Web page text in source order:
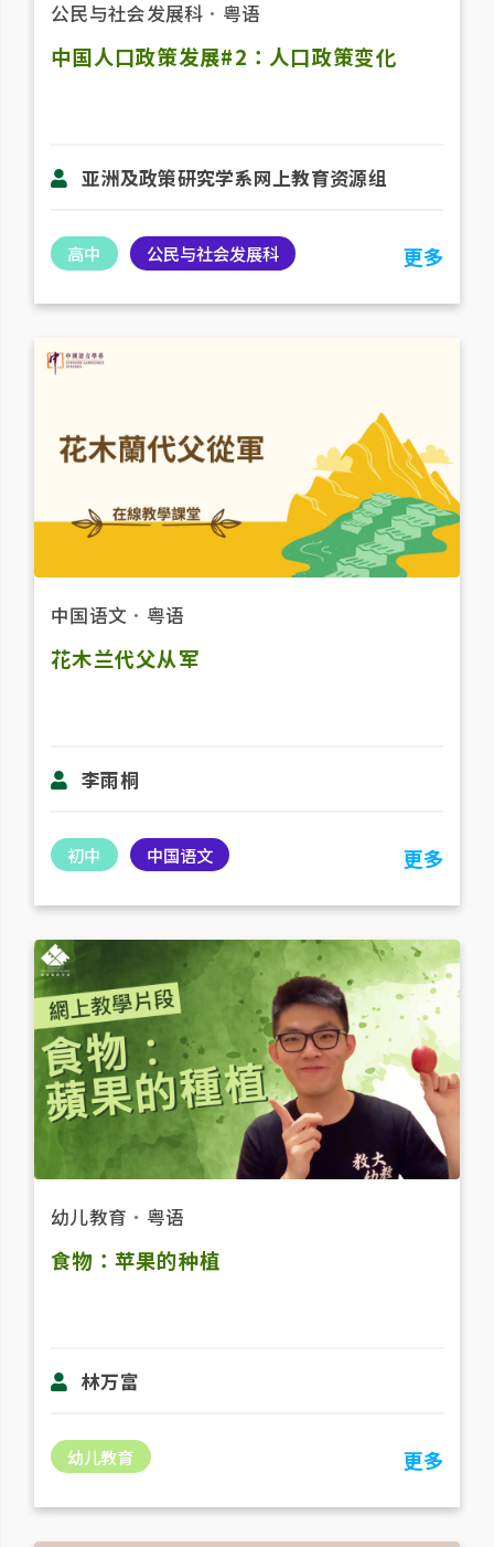
公民与社会发展科 ． 粤语
中国人口政策发展#2：人口政策变化
亚洲及政策研究学系网上教育资源组
高中 公民与社会发展科 更多
中国语文 ． 粤语
花木兰代父从军
李雨桐
初中 中国语文 更多
幼儿教育 ． 粤语
食物：苹果的种植
林万富
幼儿教育 更多